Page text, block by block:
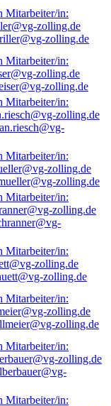
zolling.de
zolling.de
zolling.de
zolling.de
zolling.de